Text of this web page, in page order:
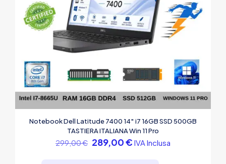
Notebook Dell Latitude 7400 14″ i7 16GB SSD 500GB
TASTIERA ITALIANA Win 11 Pro
299,00€ Il
prezzo
289,00€Il
IVA Inclusa